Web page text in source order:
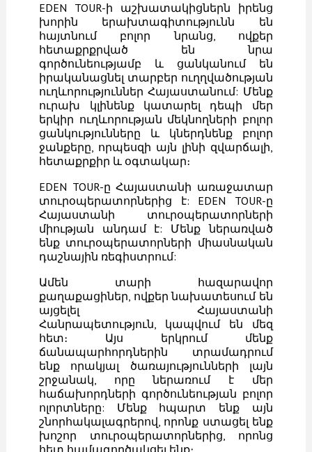
EDEN TOUR-ի աշխատակիցներն իրենց
խորին երախտագիտությունն են
հայտնում բոլոր նրանց, ովքեր
հետաքրքրված են նրա
գործունեությամբ և ցանկանում են
իրականացնել տարբեր ուղղվածության
ուղևորություններ Հայաստանում: Մենք
ուրախ կլինենք կատարել դեպի մեր
երկիր ուղևորության մեկնողների բոլոր
ցանկությունները և կներդնենք բոլոր
ջանքերը, որպեսզի այն լինի զվարճալի,
հետաքրքիր և օգտակար։
EDEN TOUR-ը Հայաստանի առաջատար
տուրօպերատորներից է: EDEN TOUR-ը
Հայաստանի տուրօպերատորների
միության անդամ է: Մենք ներառված
ենք տուրօպերատորների միասնական
դաշնային ռեգիստրում:
Ամեն տարի հազարավոր
քաղաքացիներ, ովքեր նախատեսում են
այցելել Հայաստանի
Հանրապետություն, կապվում են մեզ
հետ։ Այս երկրում մենք
ճանապարհորդներին տրամադրում
ենք որակյալ ծառայությունների լայն
շրջանակ, որը ներառում է մեր
հաճախորդների գործունեության բոլոր
ոլորտները: Մենք հպարտ ենք այն
շնորհակալագրերով, որոնք ստացել ենք
խոշոր տուրօպերատորներից, որոնց